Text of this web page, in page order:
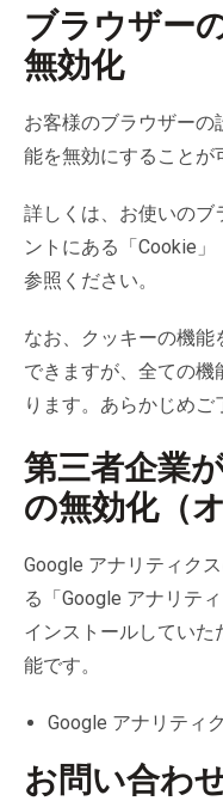
ブラウザー
無効化
お客様のブラウザー
能を無効にすることが
詳しくは、お使いのブ
ントにある「Cookie
参照ください。
なお、クッキーの機能
できますが、全ての機
ります。あらかじめご
第三者企業
の無効化（
Google アナリティク
る「Google アナリテ
インストールしてい
能です。
Google アナリティ
お問い合わ